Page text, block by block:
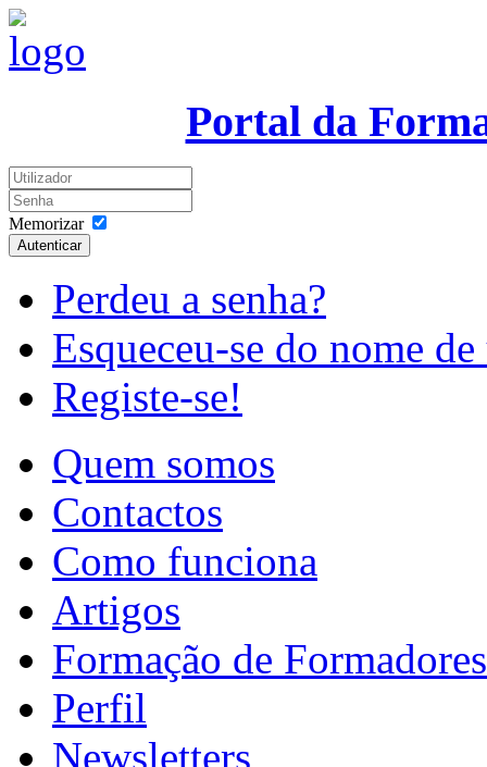
Portal da
Memorizar
Autenticar
Perdeu a senha?
Esqueceu-se do nome
Registe-se!
Quem somos
Contactos
Como funciona
Artigos
Formação de Formadores
Perfil
Newsletters